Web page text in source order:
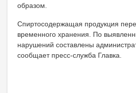
образом.
Спиртосодержащая продукция
временного хранения. По
нарушений составлены
сообщает пресс-служба Главка.